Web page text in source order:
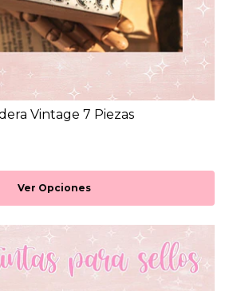
Vintage 7 Piezas
Ver Opciones